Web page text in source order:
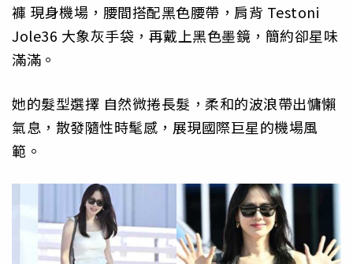
褲 現身機場，腰間搭配黑色腰帶，肩背 Testoni
Jole36 大象灰手袋，再戴上黑色墨鏡，簡約卻星味
滿滿。
她的髮型選擇 自然微捲長髮，柔和的波浪帶出慵懶
氣息，散發隨性時髦感，展現國際巨星的機場風
範。